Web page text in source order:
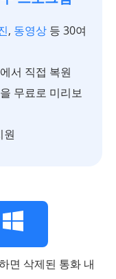
, 동영상 등 30여
서 직접 복원
무료로 미리보
원
면 삭제된 통화 내